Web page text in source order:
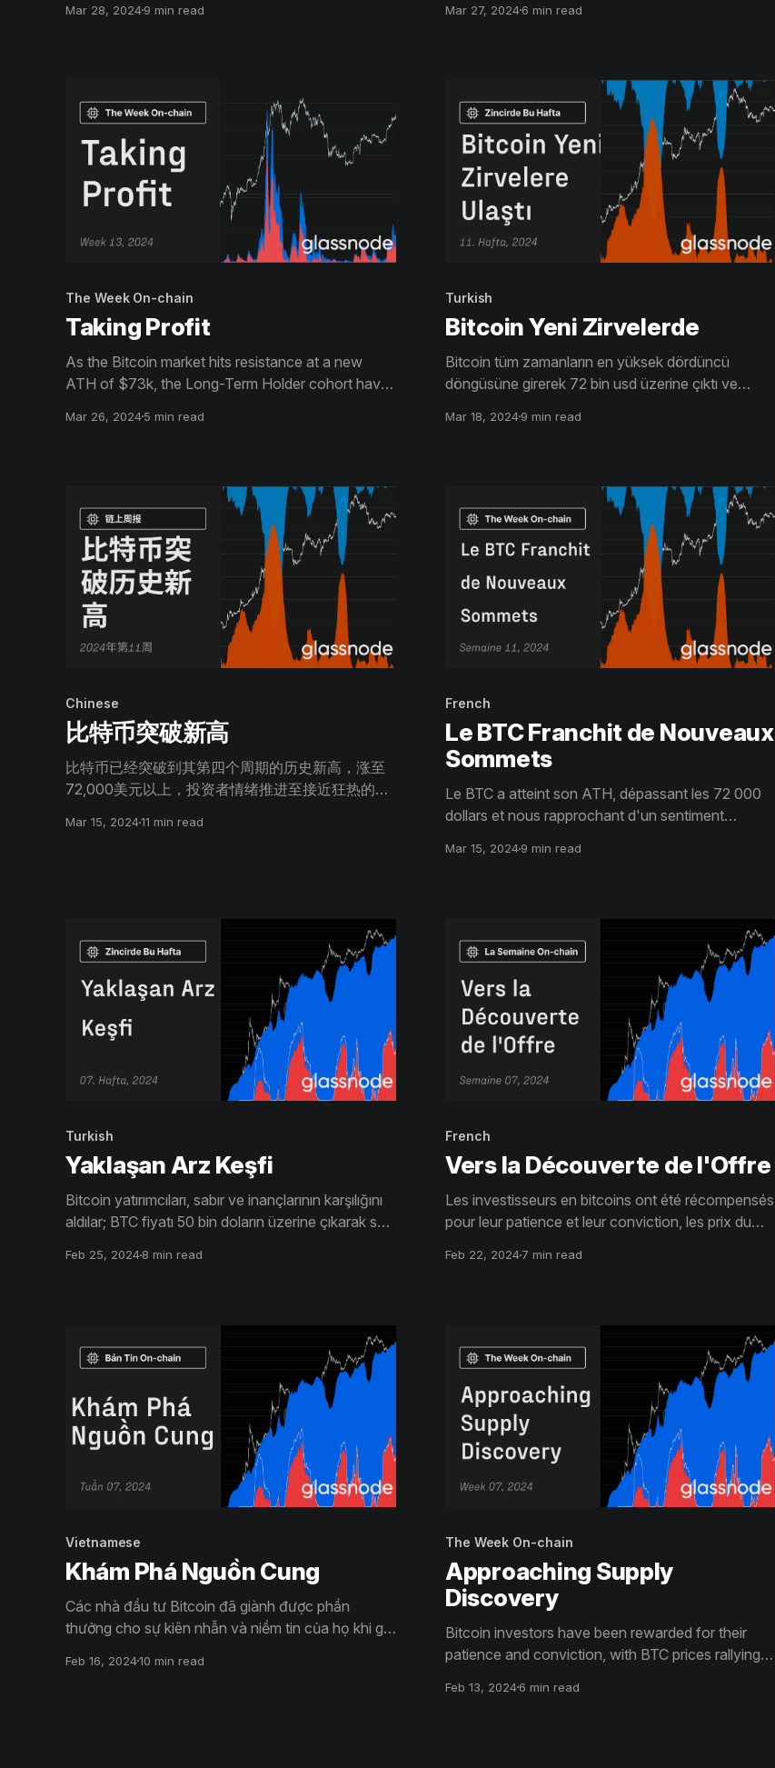
đang đạt được lợi nhuận thực tế hơn 2,6 tỷ
Mar 28, 20249 min read
uyumludur.Göstergeler, 2,6 milyar doların üzerinde
Mar 27, 20246 min read
The Week On-chain
Taking Profit
As the Bitcoin market hits resistance at a new
ATH of $73k, the Long-Term Holder cohort have
market is currently seeing over $2.6B/day in
Mar 26, 20245 min read
Turkish
Bitcoin Yeni Zirvelerde
Bitcoin tüm zamanların en yüksek dördüncü
döngüsüne girerek 72 bin usd üzerine çıktı ve
HODLer grubundan spekülatörlere klasik servet
Mar 18, 20249 min read
Chinese
比特币突破新高
比特币已经突破到其第四个周期的历史新高，涨至
72,000美元以上，投资者情绪推进至接近狂热的一
利进行，现货获利了结明显增加，对期货杠杆的需
Mar 15, 202411 min read
French
Le BTC Franchit de Nouveaux
Sommets
Le BTC a atteint son ATH, dépassant les 72 000
dollars et nous rapprochant d'un sentiment
HODLers vers les spéculateurs est désormais bien
Mar 15, 20249 min read
Turkish
Yaklaşan Arz Keşfi
Bitcoin yatırımcıları, sabır ve inançlarının karşılığını
aldılar; BTC fiyatı 50 bin doların üzerine çıkarak son
tutulan arz miktarı da hızla azalıyor, yalnızca %13'ü
Feb 25, 20248 min read
French
Vers la Découverte de l'Offre
Les investisseurs en bitcoins ont été récompensés
pour leur patience et leur conviction, les prix du
supérieurs à 50 000 dollars. Le volume de l'offre
Feb 22, 20247 min read
Vietnamese
Khám Phá Nguồn Cung
Các nhà đầu tư Bitcoin đã giành được phần
thưởng cho sự kiên nhẫn và niềm tin của họ khi giá
nhiều năm. Khối lượng nguồn cung thua lỗ cũng
Feb 16, 202410 min read
The Week On-chain
Approaching Supply
Discovery
Bitcoin investors have been rewarded for their
patience and conviction, with BTC prices rallying
supply held at a loss is also thinning quickly, with
Feb 13, 20246 min read